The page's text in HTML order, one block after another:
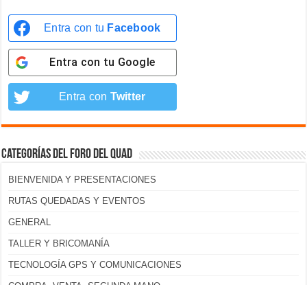
Entra con tu Facebook
Entra con tu Google
Entra con Twitter
Categorías del foro del Quad
BIENVENIDA Y PRESENTACIONES
RUTAS QUEDADAS Y EVENTOS
GENERAL
TALLER Y BRICOMANÍA
TECNOLOGÍA GPS Y COMUNICACIONES